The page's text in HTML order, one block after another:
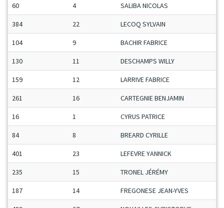
60 4 SALIBA NICOLAS
384 22 LECOQ SYLVAIN
104 9 BACHIR FABRICE
130 11 DESCHAMPS WILLY
159 12 LARRIVE FABRICE
261 16 CARTEGNIE BENJAMIN
16 1 CYRUS PATRICE
84 8 BREARD CYRILLE
401 23 LEFEVRE YANNICK
235 15 TRONEL JÉRÉMY
187 14 FREGONESE JEAN-YVES